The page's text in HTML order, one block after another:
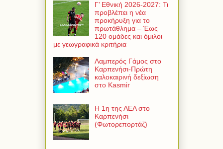
Γ’ Εθνική 2026-2027: Τι
προβλέπει η νέα
προκήρυξη για το
πρωτάθλημα – Έως
120 ομάδες και όμιλοι
με γεωγραφικά κριτήρια
Λαμπερός Γάμος στο
Καρπενήσι-Πρώτη
καλοκαιρινή δεξίωση
στο Kasmir
Η 1η της ΑΕΛ στο
Καρπενήσι
(Φωτορεπορτάζ)